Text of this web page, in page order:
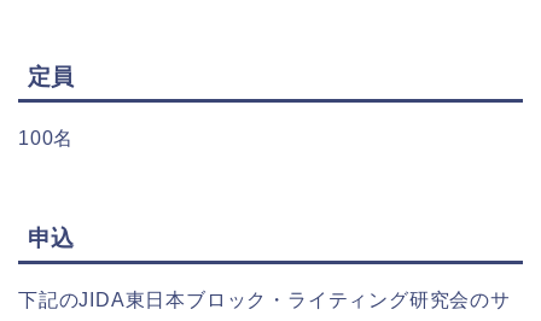
定員
100名
申込
下記のJIDA東日本ブロック・ライティング研究会のサ